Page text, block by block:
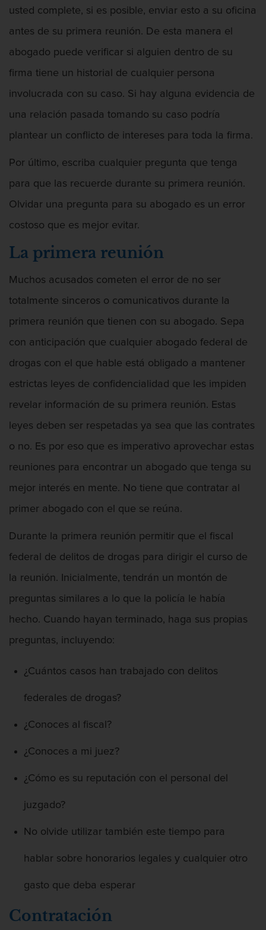
usted complete, si es posible, enviar esto a su oficina
antes de su primera reunión. De esta manera el
abogado puede verificar si alguien dentro de su
firma tiene un historial de cualquier persona
involucrada con su caso. Si hay alguna evidencia de
una relación pasada tomando su caso podría
plantear un conflicto de intereses para toda la firma.
Por último, escriba cualquier pregunta que tenga
para que las recuerde durante su primera reunión.
Olvidar una pregunta para su abogado es un error
costoso que es mejor evitar.
La primera reunión
Muchos acusados cometen el error de no ser
totalmente sinceros o comunicativos durante la
primera reunión que tienen con su abogado. Sepa
con anticipación que cualquier abogado federal de
drogas con el que hable está obligado a mantener
estrictas leyes de confidencialidad que les impiden
revelar información de su primera reunión. Estas
leyes deben ser respetadas ya sea que las contrates
o no. Es por eso que es imperativo aprovechar estas
reuniones para encontrar un abogado que tenga su
mejor interés en mente. No tiene que contratar al
primer abogado con el que se reúna.
Durante la primera reunión permitir que el fiscal
federal de delitos de drogas para dirigir el curso de
la reunión. Inicialmente, tendrán un montón de
preguntas similares a lo que la policía le había
hecho. Cuando hayan terminado, haga sus propias
preguntas, incluyendo:
¿Cuántos casos han trabajado con delitos
federales de drogas?
¿Conoces al fiscal?
¿Conoces a mi juez?
¿Cómo es su reputación con el personal del
juzgado?
No olvide utilizar también este tiempo para
hablar sobre honorarios legales y cualquier otro
gasto que deba esperar
Contratación
Agresión Doméstica
Agresión Que Causa Lesiones Corporales
Graves
Agresión Sexual
Amenazas Criminales
Apropiación Indebida De Fondos Públicos
Armas Prohibidas en California
Asalto Agravado
Asalto y Agresión
Audiencias de Detención